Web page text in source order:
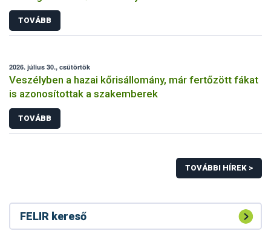
TOVÁBB
2026. július 30., csütörtök
Veszélyben a hazai kőrisállomány, már fertőzött fákat
is azonosítottak a szakemberek
TOVÁBB
TOVÁBBI HÍREK >
FELIR kereső